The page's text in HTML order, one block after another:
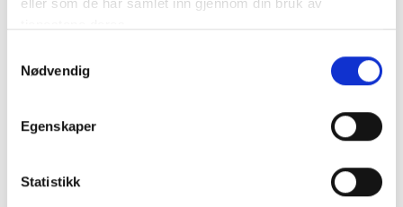
eller som de har samlet inn gjennom din bruk av
Nødvendig
Egenskaper
Statistikk
Del produktet